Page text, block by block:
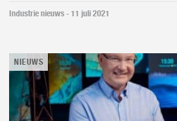
Industrie nieuws - 11 juli 2021
NIEUWS